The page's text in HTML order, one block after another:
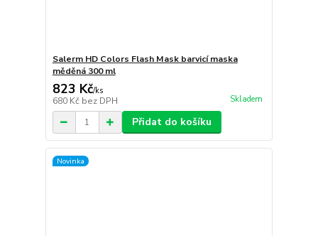
Salerm HD Colors Flash Mask barvicí maska
měděná 300 ml
823 Kč/ks
680 Kč bez DPH Skladem
Přidat do košíku
Novinka